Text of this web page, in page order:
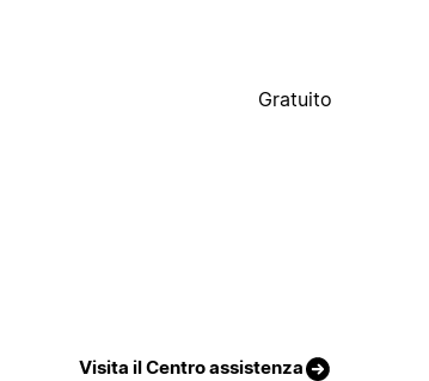
Gratuito
Visita il Centro assistenza